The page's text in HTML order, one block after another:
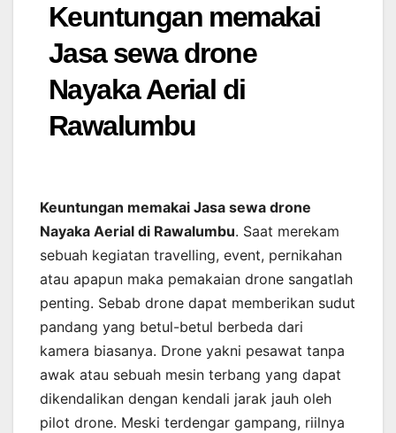
Keuntungan memakai
Jasa sewa drone
Nayaka Aerial di
Rawalumbu
Keuntungan memakai Jasa sewa drone
Nayaka Aerial di Rawalumbu. Saat merekam
sebuah kegiatan travelling, event, pernikahan
atau apapun maka pemakaian drone sangatlah
penting. Sebab drone dapat memberikan sudut
pandang yang betul-betul berbeda dari
kamera biasanya. Drone yakni pesawat tanpa
awak atau sebuah mesin terbang yang dapat
dikendalikan dengan kendali jarak jauh oleh
pilot drone. Meski terdengar gampang, riilnya